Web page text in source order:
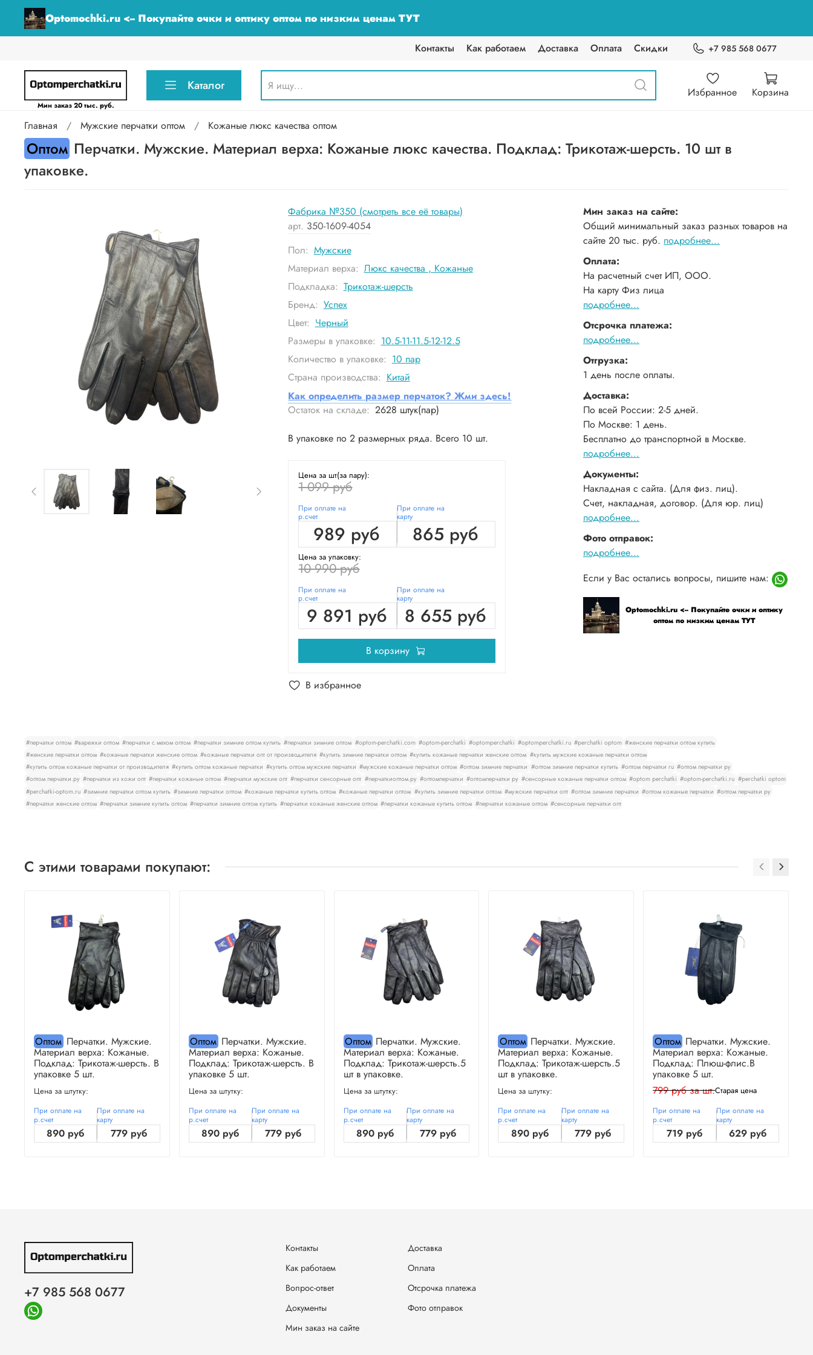
Optomochki.ru <-- Покупайте очки и оптику оптом по низким ценам ТУТ
Контакты Как работаем Доставка Оплата Скидки +7 985 568 0677
Мин заказ 20 тыс. руб.
Каталог Избранное Корзина
Главная Мужские перчатки оптом Кожаные люкс качества оптом
Оптом Перчатки. Мужские. Материал верха: Кожаные люкс качества. Подклад: Трикотаж-шерсть. 10 шт в
упаковке.
Фабрика №350 (смотреть все её товары)
арт. 350-1609-4054
Пол: Мужские
Материал верха: Люкс качества , Кожаные
Подкладка: Трикотаж-шерсть
Бренд: Успех
Цвет: Черный
Размеры в упаковке: 10.5-11-11.5-12-12.5
Количество в упаковке: 10 пар
Страна производства: Китай
Как определить размер перчаток? Жми здесь!
Остаток на складе: 2628 штук(пар)
В упаковке по 2 размерных ряда. Всего 10 шт.
Цена за шт(за пару):
1 099 руб
При оплате на
р.счет
989 руб
При оплате на
карту
865 руб
Цена за упаковку:
10 990 руб
При оплате на
р.счет
9 891 руб
При оплате на
карту
8 655 руб
В корзину
В избранное
Мин заказ на сайте:
Общий минимальный заказ разных товаров на
сайте 20 тыс. руб. подробнее...
Оплата:
На расчетный счет ИП, ООО.
На карту Физ лица
подробнее...
Отсрочка платежа:
подробнее...
Отгрузка:
1 день после оплаты.
Доставка:
По всей России: 2-5 дней.
По Москве: 1 день.
Бесплатно до транспортной в Москве.
подробнее...
Документы:
Накладная с сайта. (Для физ. лиц).
Счет, накладная, договор. (Для юр. лиц)
подробнее...
Фото отправок:
подробнее...
Если у Вас остались вопросы, пишите нам:
Optomochki.ru <-- Покупайте очки и оптику
оптом по низким ценам ТУТ
#перчатки оптом #варежки оптом #перчатки с мехом оптом #перчатки зимние оптом купить #перчатки зимние оптом #optom-perchatki.com #optom-perchatki #optomperchatki #optomperchatki.ru #perchatki optom #женские перчатки оптом купить
#женские перчатки оптом #кожаные перчатки женские оптом #кожаные перчатки опт от производителя #купить зимние перчатки оптом #купить кожаные перчатки женские оптом #купить мужские кожаные перчатки оптом
#купить оптом кожаные перчатки от производителя #купить оптом кожаные перчатки #купить оптом мужские перчатки #мужские кожаные перчатки оптом #оптом зимние перчатки #оптом зимние перчатки купить #оптом перчатки ru #оптом перчатки ру
#оптом перчатки.ру #перчатки из кожи опт #перчатки кожаные оптом #перчатки мужские опт #перчатки сенсорные опт #перчаткиоптом.ру #оптомперчатки #оптомперчатки ру #сенсорные кожаные перчатки оптом #optom perchatki #optom-perchatki.ru #perchatki optom
#perchatki-optom.ru #зимние перчатки оптом купить #зимние перчатки оптом #кожаные перчатки купить оптом #кожаные перчатки оптом #купить зимние перчатки оптом #мужские перчатки опт #оптом зимние перчатки #оптом кожаные перчатки #оптом перчатки ру
#перчатки женские оптом #перчатки зимние купить оптом #перчатки зимние оптом купить #перчатки кожаные женские оптом #перчатки кожаные купить оптом #перчатки кожаные оптом #сенсорные перчатки опт
С этими товарами покупают:
ОптомПерчатки. Мужские.
Материал верха: Кожаные.
Подклад: Трикотаж-шерсть. В
упаковке 5 шт.
Цена за штутку:
При оплате на
р.счет
890 руб
При оплате на
карту
779 руб
ОптомПерчатки. Мужские.
Материал верха: Кожаные.
Подклад: Трикотаж-шерсть. В
упаковке 5 шт.
Цена за штутку:
При оплате на
р.счет
890 руб
При оплате на
карту
779 руб
Оптом Перчатки. Мужские.
Материал верха: Кожаные.
Подклад: Трикотаж-шерсть.5
шт в упаковке.
Цена за штутку:
При оплате на
р.счет
890 руб
При оплате на
карту
779 руб
Оптом Перчатки. Мужские.
Материал верха: Кожаные.
Подклад: Трикотаж-шерсть.5
шт в упаковке.
Цена за штутку:
При оплате на
р.счет
890 руб
При оплате на
карту
779 руб
ОптомПерчатки. Мужские.
Материал верха: Кожаные.
Подклад: Плюш-флис.В
упаковке 5 шт.
799 руб за шт.Старая цена
При оплате на
р.счет
719 руб
При оплате на
карту
629 руб
Контакты
Как работаем
Вопрос-ответ
Документы
Мин заказ на сайте
Доставка
Оплата
Отсрочка платежа
Фото отправок
+7 985 568 0677